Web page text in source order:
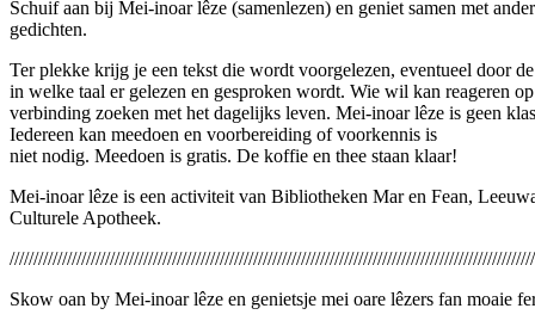
Schuif aan bij Mei-inoar lêze (samenlezen) en geniet samen met
gedichten.
Ter plekke krijg je een tekst die wordt voorgelezen, eventueel door
in welke taal er gelezen en gesproken wordt. Wie wil kan reageren
verbinding zoeken met het dagelijks leven. Mei-inoar lêze is geen
Iedereen kan meedoen en voorbereiding of voorkennis is
niet nodig. Meedoen is gratis. De koffie en thee staan klaar!
Mei-inoar lêze is een activiteit van Bibliotheken Mar en Fean,
Culturele Apotheek.
Skow oan by Mei-inoar lêze en genietsje mei oare lêzers fan moaie